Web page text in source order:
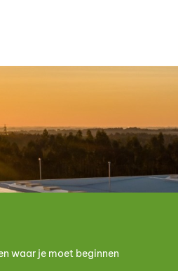
waar je moet beginnen